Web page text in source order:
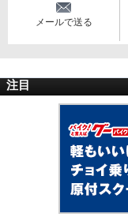
メールで送る
注目